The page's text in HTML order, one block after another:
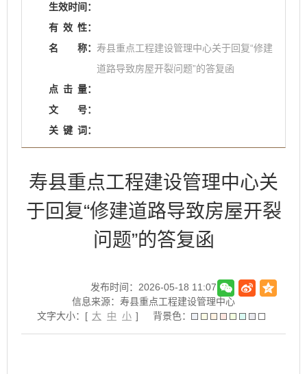
生效时间：
有 效 性：
名
称： 寿县重点工程建设管理中心关于回复“修建
道路导致房屋开裂问题”的答复函
点 击 量：
文
号：
关 键 词：
寿县重点工程建设管理中心关
于回复“修建道路导致房屋开裂
问题”的答复函
发布时间：2026-05-18 11:07
信息来源：寿县重点工程建设管理中心
文字大小：[ 大 中 小 ] 背景色：